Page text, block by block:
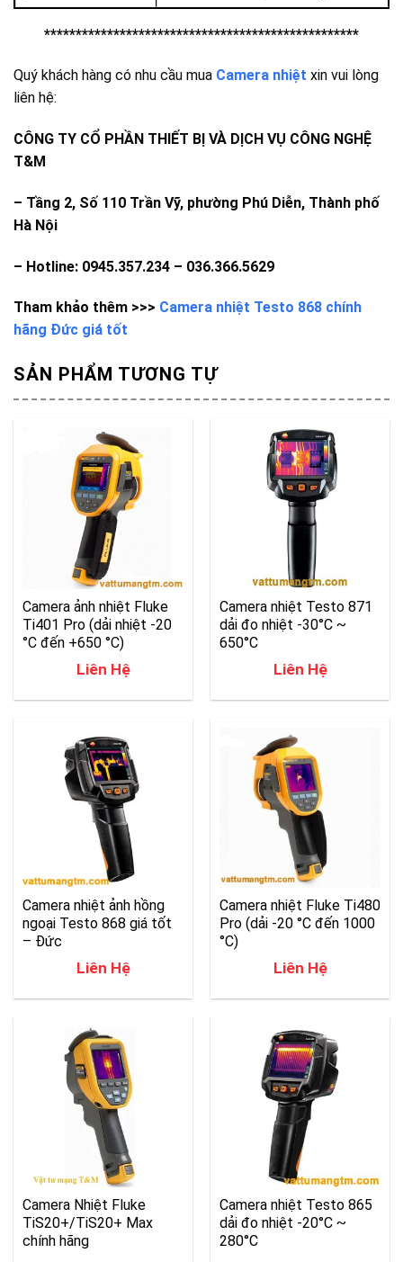
**************************************************
Quý khách hàng có nhu cầu mua Camera nhiệt xin vui lòng
liên hệ:
CÔNG TY CỔ PHẦN THIẾT BỊ VÀ DỊCH VỤ CÔNG NGHỆ
T&M
– Tầng 2, Số 110 Trần Vỹ, phường Phú Diễn, Thành phố
Hà Nội
– Hotline: 0945.357.234 – 036.366.5629
Tham khảo thêm >>> Camera nhiệt Testo 868 chính
hãng Đức giá tốt
SẢN PHẨM TƯƠNG TỰ
Camera ảnh nhiệt Fluke
Ti401 Pro (dải nhiệt -20
°C đến +650 °C)
Liên Hệ
Camera nhiệt Testo 871
dải đo nhiệt -30°C ~
650°C
Liên Hệ
Camera nhiệt ảnh hồng
ngoại Testo 868 giá tốt
– Đức
Liên Hệ
Camera nhiệt Fluke Ti480
Pro (dải -20 °C đến 1000
°C)
Liên Hệ
Camera Nhiệt Fluke
TiS20+/TiS20+ Max
chính hãng
Camera nhiệt Testo 865
dải đo nhiệt -20°C ~
280°C